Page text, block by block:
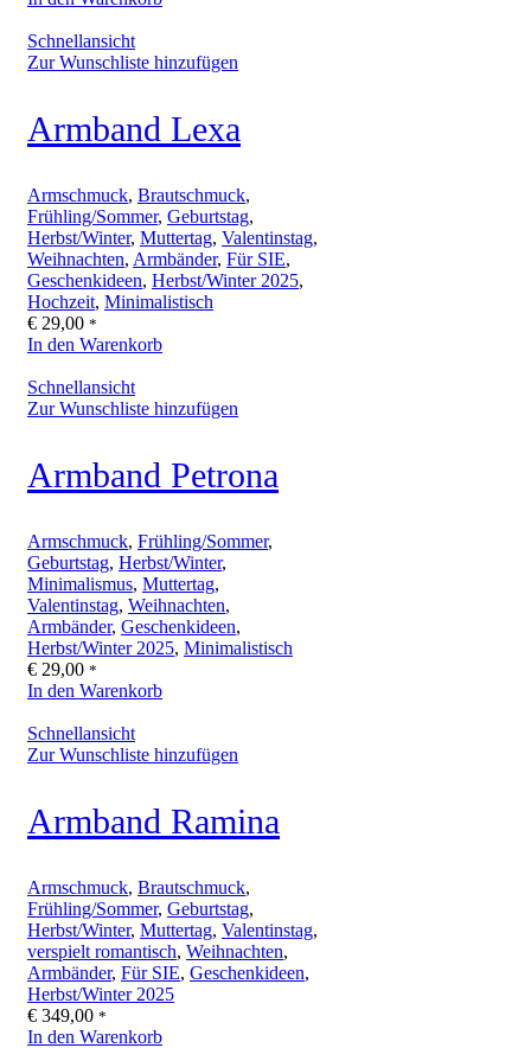
Schnellansicht
Zur Wunschliste hinzufügen
Armband Lexa
Armschmuck, Brautschmuck,
Frühling/Sommer, Geburtstag,
Herbst/Winter, Muttertag, Valentinstag,
Weihnachten, Armbänder, Für SIE,
Geschenkideen, Herbst/Winter 2025,
Hochzeit, Minimalistisch
€ 29,00 *
In den Warenkorb
Schnellansicht
Zur Wunschliste hinzufügen
Armband Petrona
Armschmuck, Frühling/Sommer,
Geburtstag, Herbst/Winter,
Minimalismus, Muttertag,
Valentinstag, Weihnachten,
Armbänder, Geschenkideen,
Herbst/Winter 2025, Minimalistisch
€ 29,00 *
In den Warenkorb
Schnellansicht
Zur Wunschliste hinzufügen
Armband Ramina
Armschmuck, Brautschmuck,
Frühling/Sommer, Geburtstag,
Herbst/Winter, Muttertag, Valentinstag,
verspielt romantisch, Weihnachten,
Armbänder, Für SIE, Geschenkideen,
Herbst/Winter 2025
€ 349,00 *
In den Warenkorb